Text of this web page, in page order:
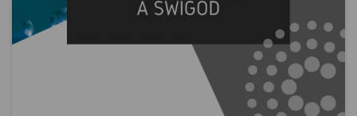
Mae’r wefan yma’n cynnwys cyflwyniad ar sut y gellir
defnyddio swigod er mwyn datrys problem
fathemategol mewn optimeiddiaeth, a adnabyddir fel
Problem Steiner. Yn y broblem hon, y nod yw ceisio
darganfod y ffordd byrraf o gysylltu n pwynt (all
ddynodi dinasoedd neu drefi er enghraifft) ar y plân
gyda’i gilydd. Er mwyn datrys y broblem yma, byddwn